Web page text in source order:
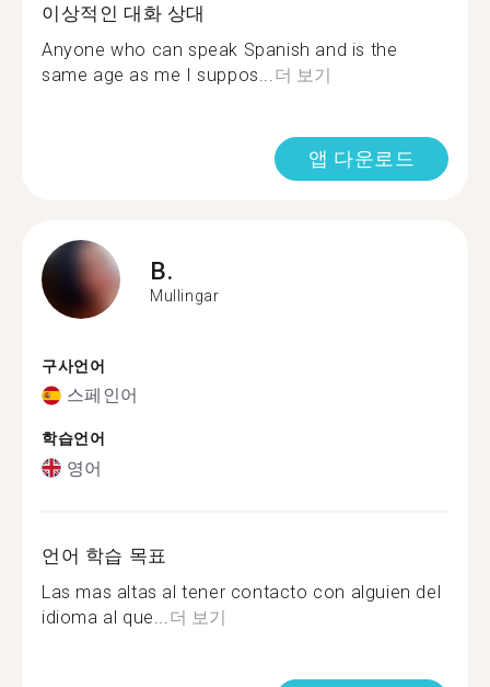
이상적인 대화 상대
Anyone who can speak Spanish and is the
same age as me I suppos... 더 보기
앱 다운로드
B.
Mullingar
구사언어
스페인어
학습언어
영어
언어 학습 목표
Las mas altas al tener contacto con alguien del
idioma al que... 더 보기